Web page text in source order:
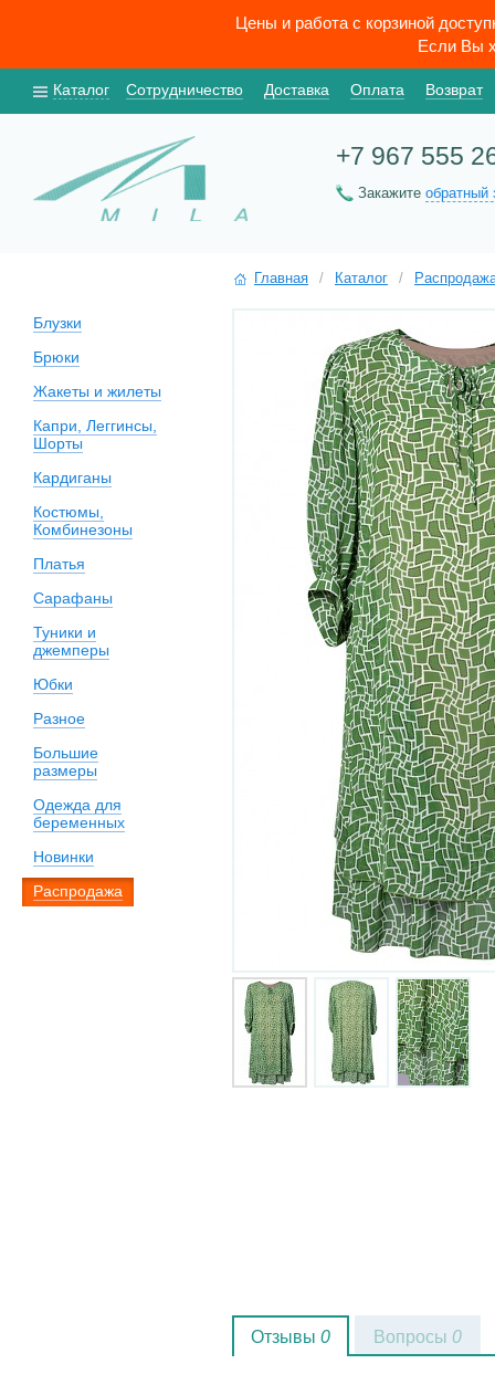
Цены и работа с корзиной
Если Вы
Каталог Сотрудничество Доставка Оплата Возврат
+7 967 555
Закажите обратный
Блузки
Брюки
Жакеты и жилеты
Капри, Леггинсы,
Шорты
Кардиганы
Костюмы,
Комбинезоны
Платья
Сарафаны
Туники и
джемперы
Юбки
Разное
Большие
размеры
Одежда для
беременных
Новинки
Распродажа
Главная / Каталог /
Отзывы 0 Вопросы 0